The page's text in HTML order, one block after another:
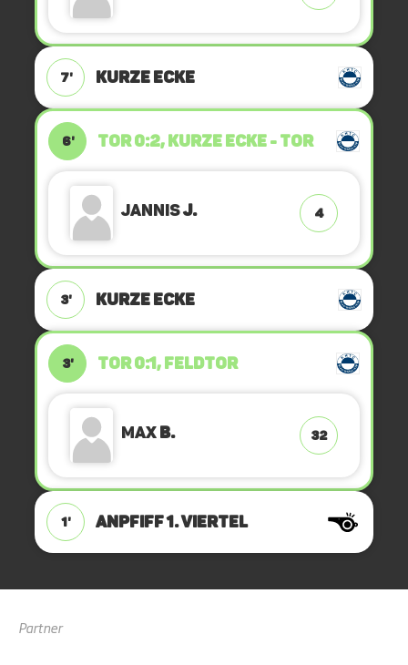
7' KURZE ECKE
6' TOR 0:2, KURZE ECKE - TOR
JannisJ. 4
3' KURZE ECKE
3' TOR 0:1, FELDTOR
MaxB. 32
1' ANPFIFF 1. Viertel
Partner